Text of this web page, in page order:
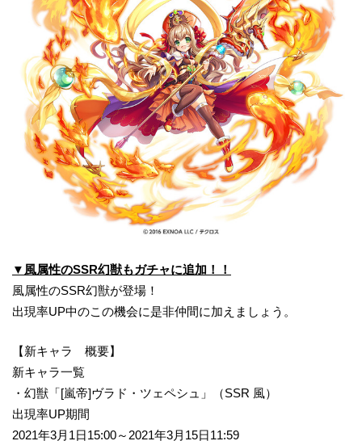
▼風属性のSSR幻獣もガチャに追加！！
風属性のSSR幻獣が登場！
出現率UP中のこの機会に是非仲間に加えましょう。
【新キャラ 概要】
新キャラ一覧
・幻獣「[嵐帝]ヴラド・ツェペシュ」（SSR 風）
出現率UP期間
2021年3月1日15:00～2021年3月15日11:59